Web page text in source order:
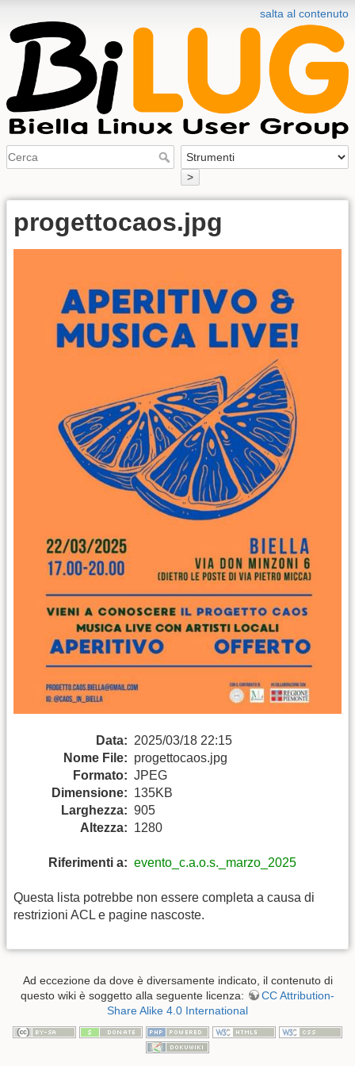
salta al contenuto
>
progettocaos.jpg
Data: 2025/03/18 22:15
Nome File: progettocaos.jpg
Formato: JPEG
Dimensione: 135KB
Larghezza: 905
Altezza: 1280
Riferimenti a: evento_c.a.o.s._marzo_2025
Questa lista potrebbe non essere completa a causa di
restrizioni ACL e pagine nascoste.
Ad eccezione da dove è diversamente indicato, il contenuto di
questo wiki è soggetto alla seguente licenza:
CC Attribution-
Share Alike 4.0 International